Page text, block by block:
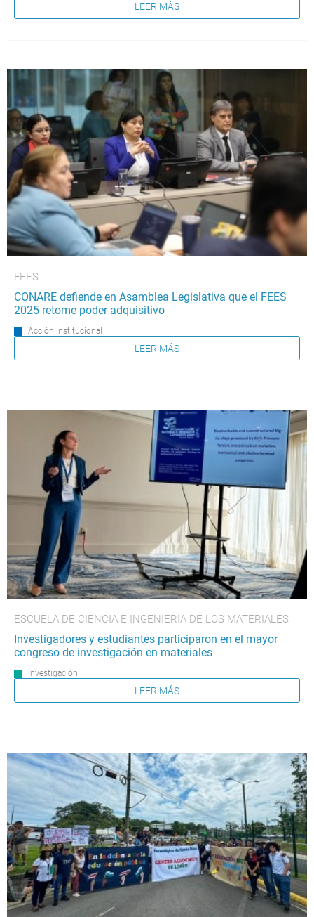
LEER MÁS
FEES
CONARE defiende en Asamblea Legislativa que el FEES
2025 retome poder adquisitivo
Acción Institucional
LEER MÁS
ESCUELA DE CIENCIA E INGENIERÍA DE LOS MATERIALES
Investigadores y estudiantes participaron en el mayor
congreso de investigación en materiales
Investigación
LEER MÁS